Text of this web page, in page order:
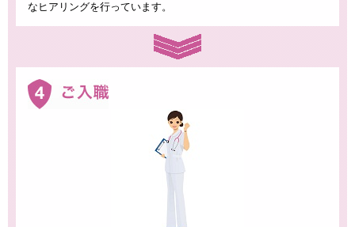
なヒアリングを行っています。